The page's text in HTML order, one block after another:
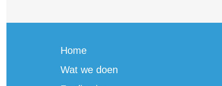
Home
Wat we doen